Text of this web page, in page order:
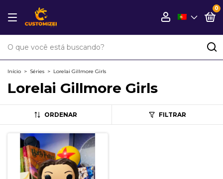
0
Início > Séries > Lorelai Gillmore Girls
Lorelai Gillmore Girls
ORDENAR FILTRAR